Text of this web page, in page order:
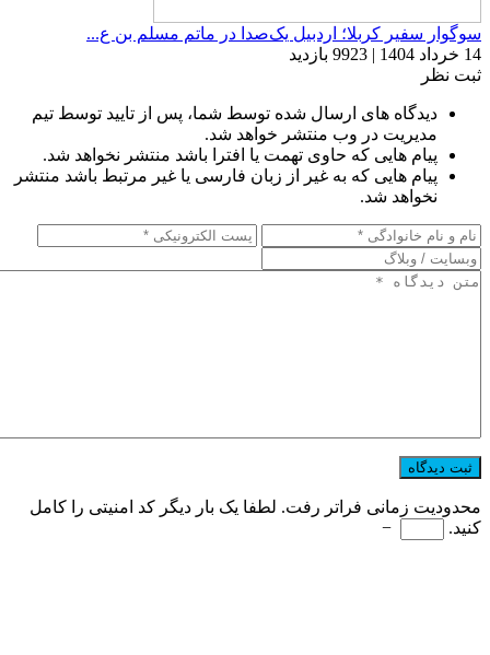
سوگوار سفیر کربلا؛ اردبیل یک‌صدا در ماتم مسلم بن ع...
14 خرداد 1404 | 9923 بازدید
ثبت نظر
دیدگاه های ارسال شده توسط شما، پس از تایید توسط تیم
مدیریت در وب منتشر خواهد شد.
پیام هایی که حاوی تهمت یا افترا باشد منتشر نخواهد شد.
پیام هایی که به غیر از زبان فارسی یا غیر مرتبط باشد منتشر
نخواهد شد.
محدودیت زمانی فراتر رفت. لطفا یک بار دیگر کد امنیتی را کامل
کنید.
−